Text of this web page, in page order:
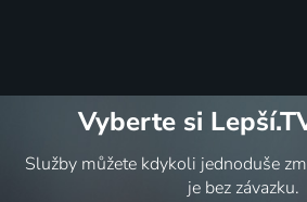
Vyberte si
Služby můžete kdykoli jednoduše
je bez závazku.